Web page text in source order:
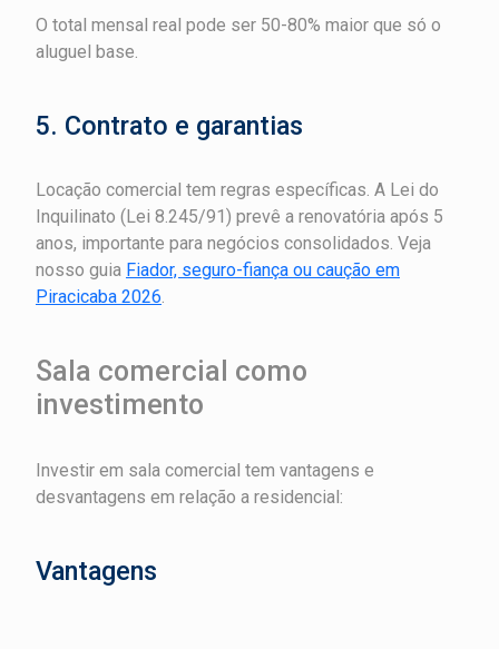
O total mensal real pode ser 50-80% maior que só o
aluguel base.
5. Contrato e garantias
Locação comercial tem regras específicas. A Lei do
Inquilinato (Lei 8.245/91) prevê a renovatória após 5
anos, importante para negócios consolidados. Veja
nosso guia Fiador, seguro-fiança ou caução em
Piracicaba 2026.
Sala comercial como
investimento
Investir em sala comercial tem vantagens e
desvantagens em relação a residencial:
Vantagens